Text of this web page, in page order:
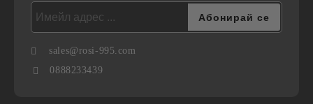
sales@rosi-995.com
0888233439